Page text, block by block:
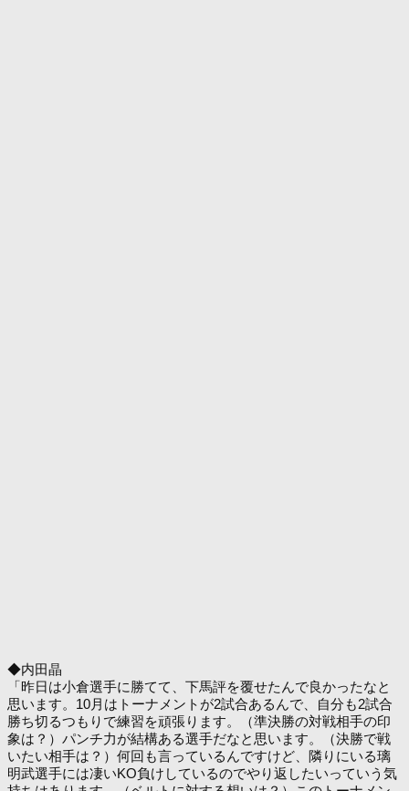
◆内田晶
「昨日は小倉選手に勝てて、下馬評を覆せたんで良かったなと
思います。10月はトーナメントが2試合あるんで、自分も2試合
勝ち切るつもりで練習を頑張ります。（準決勝の対戦相手の印
象は？）パンチ力が結構ある選手だなと思います。（決勝で戦
いたい相手は？）何回も言っているんですけど、隣りにいる璃
明武選手には凄いKO負けしているのでやり返したいっていう気